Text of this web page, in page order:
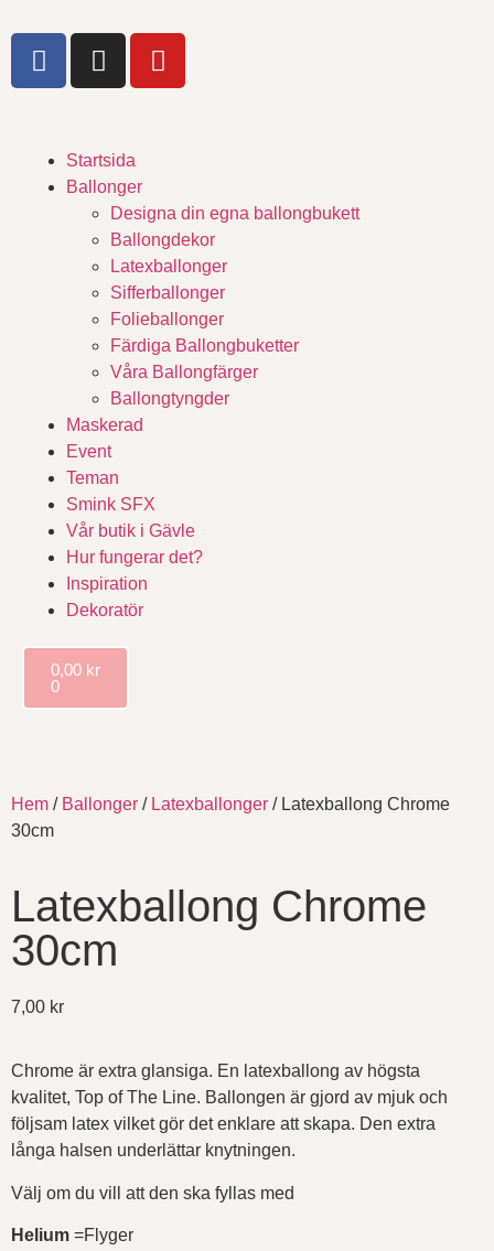
Startsida
Ballonger
Designa din egna ballongbukett
Ballongdekor
Latexballonger
Sifferballonger
Folieballonger
Färdiga Ballongbuketter
Våra Ballongfärger
Ballongtyngder
Maskerad
Event
Teman
Smink SFX
Vår butik i Gävle
Hur fungerar det?
Inspiration
Dekoratör
0,00 kr
0
Hem / Ballonger / Latexballonger / Latexballong Chrome
30cm
Latexballong Chrome
30cm
7,00 kr
Chrome är extra glansiga. En latexballong av högsta
kvalitet, Top of The Line. Ballongen är gjord av mjuk och
följsam latex vilket gör det enklare att skapa. Den extra
långa halsen underlättar knytningen.
Välj om du vill att den ska fyllas med
Helium =Flyger